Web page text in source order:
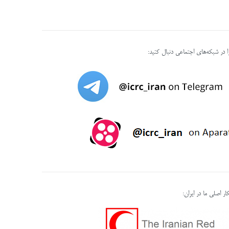
در شبکه‌های اجتماعی دنبال کنید:
اصلی ما در ایران: